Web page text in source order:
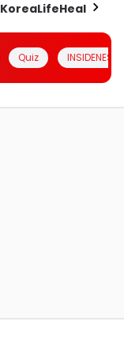
KoreaLifeHealth
Quiz INSIDENESIA